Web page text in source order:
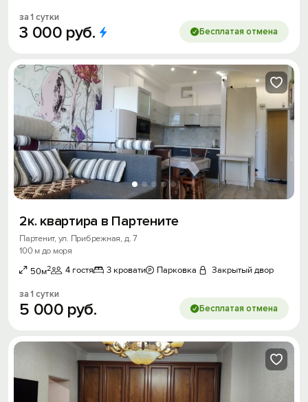
за 1 сутки
3 000 руб. Бесплатая отмена
2к. квартира в Партените
Партенит, ул. Прибрежная, д. 7
100 м до моря
50м2 4 гостя 3 кровати Парковка Закрытый двор
за 1 сутки
5 000 руб. Бесплатая отмена